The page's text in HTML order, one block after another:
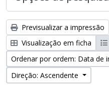
Previsualizar a impressão
Visualização em ficha
Ordenar por ordem: Data de
Direção: Ascendente